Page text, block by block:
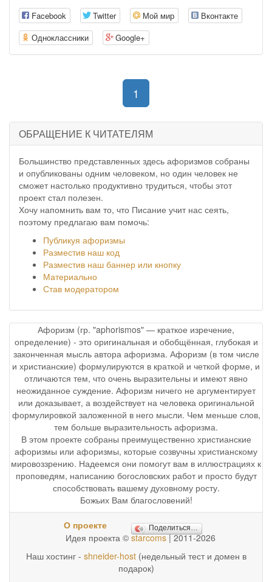
Facebook Twitter Мой мир
Вконтакте
Одноклассники
Google+
1
ОБРАЩЕНИЕ К ЧИТАТЕЛЯМ
Большинство представленных здесь афоризмов собраны
и опубликованы одним человеком, но один человек не
сможет настолько продуктивно трудиться, чтобы этот
проект стал полезен.
Хочу напомнить вам то, что Писание учит нас сеять,
поэтому предлагаю вам помочь:
Публикуя афоризмы
Разместив наш код
Разместив наш баннер или кнопку
Материально
Став модератором
Афоризм (гр. "aphorismos" — краткое изречение,
определение) - это оригинальная и обобщённая, глубокая и
законченная мысль автора афоризма. Афоризм (в том числе
и христианские) формулируются в краткой и четкой форме, и
отличаются тем, что очень выразительны и имеют явно
неожиданное суждение. Афоризм ничего не аргументирует
или доказывает, а воздействует на человека оригинальной
формулировкой заложенной в него мысли. Чем меньше слов,
тем больше выразительность афоризма.
В этом проекте собраны преимущественно христианские
афоризмы или афоризмы, которые созвучны христианскому
мировоззрению. Надеемся они помогут вам в иллюстрациях к
проповедям, написанию богословских работ и просто будут
способствовать вашему духовному росту.
Божьих Вам благословений!
О проекте Поделиться…
Идея проекта © starcoms| 2011-2026
Наш хостинг - shneider-host(недельный тест и домен в
подарок)